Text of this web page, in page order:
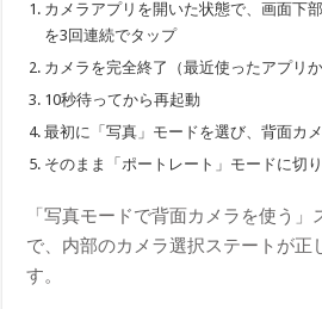
カメラアプリを開いた状態で、画面下
を3回連続でタップ
カメラを完全終了（最近使ったアプリ
10秒待ってから再起動
最初に「写真」モードを選び、背面カ
そのまま「ポートレート」モードに切
「写真モードで背面カメラを使う」
で、内部のカメラ選択ステートが正
す。